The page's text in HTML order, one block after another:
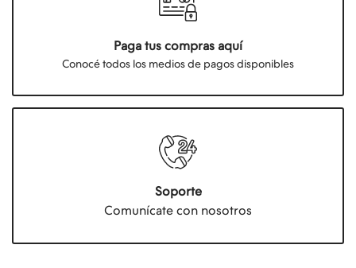
Paga tus compras aquí
Conocé todos los medios de pagos disponibles
Soporte
Comunícate con nosotros